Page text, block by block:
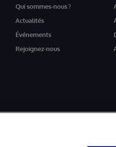
Qui sommes-nous ?
Actualités
Événements
Rejoignez-nous